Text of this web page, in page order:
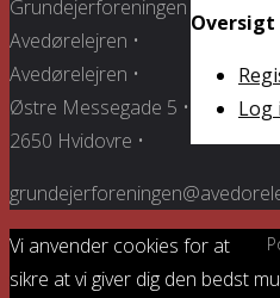
Oversigt
Log
Grundejerforeningen
Avedørelejren •
Avedørelejren •
Østre Messegade 5 •
2650 Hvidovre •
Vi anvender cookies for at
sikre at vi giver dig den bedst